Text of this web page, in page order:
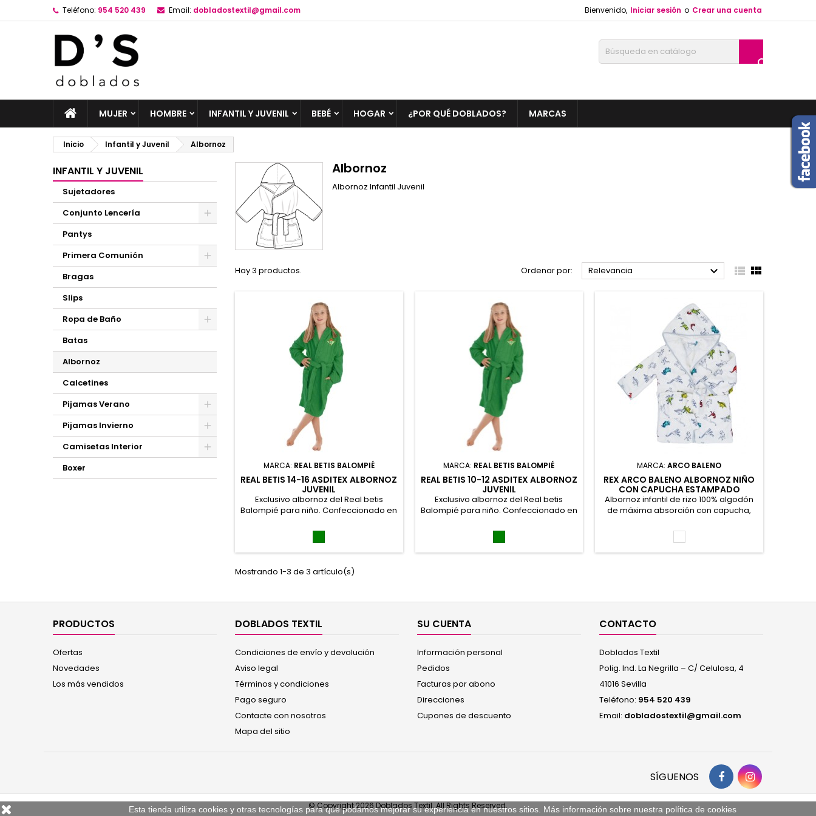
Teléfono: 954 520 439 Email: dobladostextil@gmail.com Bienvenido, Iniciar sesión o Crear una cuenta

MUJER HOMBRE INFANTIL Y JUVENIL BEBÉ HOGAR ¿POR QUÉ DOBLADOS? MARCAS
Inicio Infantil y Juvenil Albornoz
INFANTIL Y JUVENIL
Sujetadores
Conjunto Lencería
Pantys
Primera Comunión
Bragas
Slips
Ropa de Baño
Batas
Albornoz
Calcetines
Pijamas Verano
Pijamas Invierno
Camisetas Interior
Boxer
Albornoz
Albornoz Infantil Juvenil
Hay 3 productos. Ordenar por: Relevancia   
MARCA: REAL BETIS BALOMPIÉ
REAL BETIS 14-16 ASDITEX ALBORNOZ
JUVENIL
Exclusivo albornoz del Real betis
Balompié para niño. Confeccionado en
Algodón 100% con capucha y detalle
de escudo bordado. Presentación en
Especial caja de regalo. Un regalo
perfecto para adolescentes que Aman
al Real Betis Balompié. 100% Algodón
MARCA: REAL BETIS BALOMPIÉ
REAL BETIS 10-12 ASDITEX ALBORNOZ
JUVENIL
Exclusivo albornoz del Real betis
Balompié para niño. Confeccionado en
Algodón 100% con capucha y detalle
de escudo bordado. Presentación en
Especial caja de regalo. Un regalo
MARCA:ARCO BALENO
REX ARCO BALENO ALBORNOZ NIÑO
CON CAPUCHA ESTAMPADO
Albornoz infantil de rizo 100% algodón
de máxima absorción con capucha,
cintura. Estampado de dinosaurios.
100% Algodón
Mostrando 1-3 de 3 artículo(s)
PRODUCTOS
Ofertas
Novedades
Los más vendidos
DOBLADOS TEXTIL
Condiciones de envío y devolución
Aviso legal
Términos y condiciones
Pago seguro
Contacte con nosotros
Mapa del sitio
SU CUENTA
Información personal
Pedidos
Facturas por abono
Direcciones
Cupones de descuento
CONTACTO
Doblados Textil
Polig. Ind. La Negrilla – C/ Celulosa, 4
41016 Sevilla
Teléfono: 954 520 439
Email: dobladostextil@gmail.com
Esta tienda utiliza cookies y otras tecnologías para que podamos mejorar su experiencia en nuestros sitios. Más información sobre nuestra política de cookies
SÍGUENOS
© Copyright 2026 Doblados Textil. All Rights Reserved.